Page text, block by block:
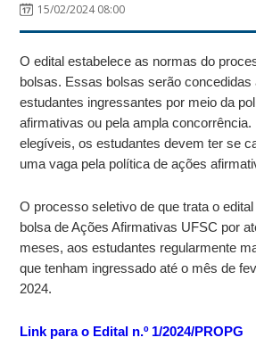
15/02/2024 08:00
O edital estabelece as normas do
bolsas. Essas bolsas serão concedidas
estudantes ingressantes por meio da
afirmativas ou pela ampla concorrência.
elegíveis, os estudantes devem ter se
uma vaga pela política de ações
O processo seletivo de que trata o
bolsa de Ações Afirmativas UFSC por
meses, aos estudantes regularmente
que tenham ingressado até o mês de
2024.
Link para o Edital n.º 1/2024/PROPG